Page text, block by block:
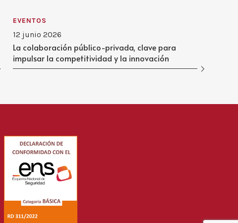
EVENTOS
12 junio 2026
La colaboración público-privada, clave para
impulsar la competitividad y la innovación